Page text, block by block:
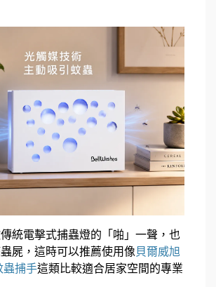
統電擊式捕蟲燈的「啪」一聲，也
屍，這時可以推薦使用像貝爾威旭
蟲捕手這類比較適合居家空間的專業